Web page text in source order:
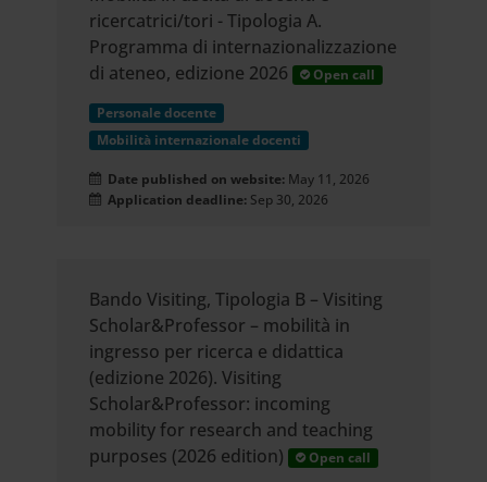
ricercatrici/tori - Tipologia A.
Programma di internazionalizzazione
di ateneo, edizione 2026
Open call
Personale docente
Mobilità internazionale docenti
Date published on website: May 11, 2026
Application deadline: Sep 30, 2026
Bando Visiting, Tipologia B – Visiting
Scholar&Professor – mobilità in
ingresso per ricerca e didattica
(edizione 2026). Visiting
Scholar&Professor: incoming
mobility for research and teaching
purposes (2026 edition)
Open call